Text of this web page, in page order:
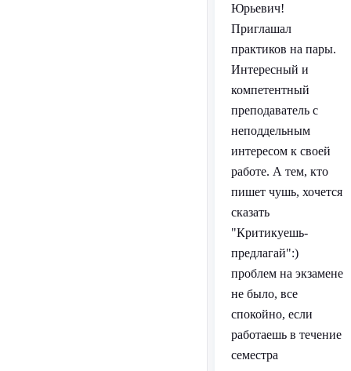
Юрьевич!
Приглашал
практиков на пары.
Интересный и
компетентный
преподаватель с
неподдельным
интересом к своей
работе. А тем, кто
пишет чушь, хочется
сказать
"Критикуешь-
предлагай":)
проблем на экзамене
не было, все
спокойно, если
работаешь в течение
семестра